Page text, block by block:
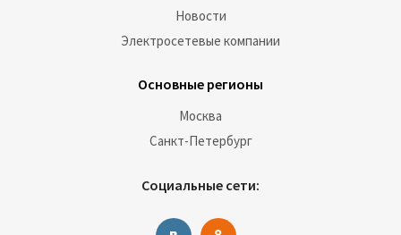
Новости
Электросетевые компании
Основные регионы
Москва
Санкт-Петербург
Социальные сети: